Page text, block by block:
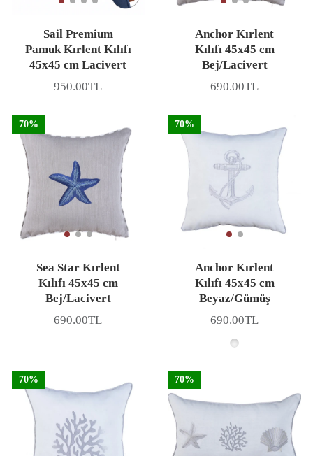
Sail Premium
Pamuk Kırlent Kılıfı
45x45 cm Lacivert
Fiyat
950.00TL
Anchor Kırlent
Kılıfı 45x45 cm
Bej/Lacivert
Fiyat
690.00TL
70%
Sea Star Kırlent
Kılıfı 45x45 cm
Bej/Lacivert
Fiyat
690.00TL
70%
Anchor Kırlent
Kılıfı 45x45 cm
Beyaz/Gümüş
Fiyat
690.00TL
70% 70%